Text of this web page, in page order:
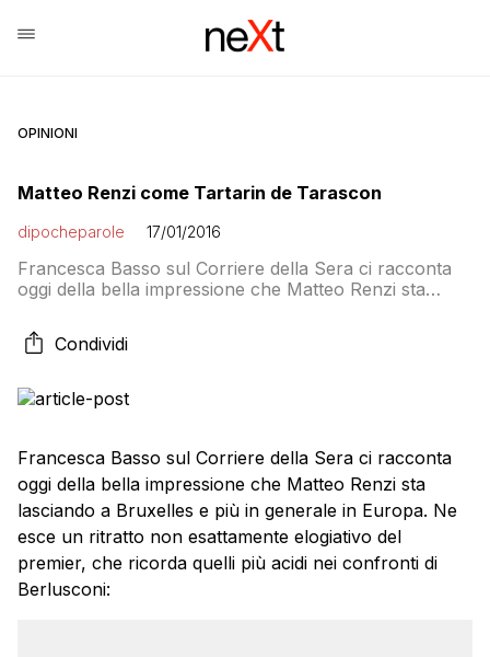
OPINIONI
Matteo Renzi come Tartarin de Tarascon
dipocheparole 17/01/2016
Francesca Basso sul Corriere della Sera ci racconta
oggi della bella impressione che Matteo Renzi sta
esce un ritratto non esattamente elogiativo del
premier, che ricorda quelli più acidi nei confronti di
godeva di un buon […]
Condividi
Francesca Basso sul Corriere della Sera ci racconta
oggi della bella impressione che Matteo Renzi sta
lasciando a Bruxelles e più in generale in Europa. Ne
esce un ritratto non esattamente elogiativo del
premier, che ricorda quelli più acidi nei confronti di
Berlusconi: